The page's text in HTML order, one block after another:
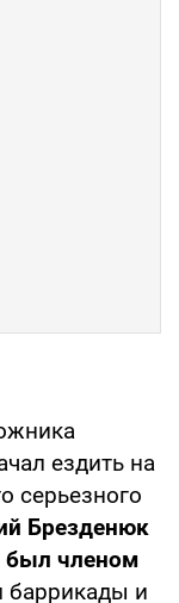
ездить на
серьезного
Брезденюк
был членом
баррикады и